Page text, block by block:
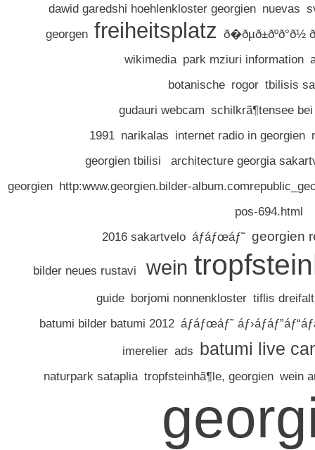
dawid garedshi hoehlenkloster georgien nuevas
georgen freiheitsplatz ð�ðµð±ðºð°ð½
wikimedia park mziuri information
botanische rogor tbilisis
gudauri webcam schilkrã¶tensee
1991 narikalas internet radio in georgien
georgien tbilisi
architecture georgia
georgien http:www.georgien.bilder-
pos-694.html
2016 sakartvelo áƒáƒœáƒ˜ georgien
bilder neues rustavi wein
guide borjomi nonnenkloster tiflis
batumi bilder batumi 2012 áƒáƒœáƒ˜
imerelier ads batumi live
naturpark sataplia tropfsteinhã¶le, georgien wein